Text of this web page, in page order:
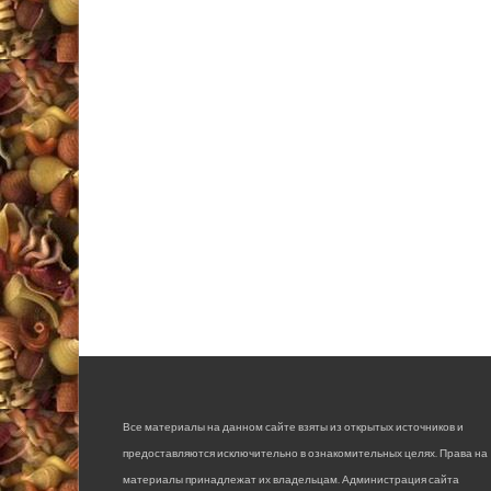
Все материалы на данном сайте взяты из открытых источников и
предоставляются исключительно в ознакомительных целях. Права на
материалы принадлежат их владельцам. Администрация сайта